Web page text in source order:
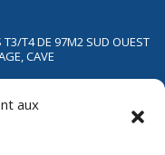
aux
T3/T4 DE 97M2 SUD OUEST
CAVE